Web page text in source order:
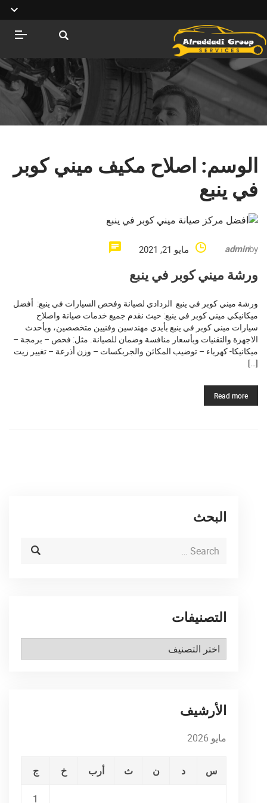
الوسم: اصلاح مكيف ميني كوبر
في ينبع
by
admin مايو 21, 2021
ورشة ميني كوبر في ينبع
ورشة ميني كوبر في ينبع الردادي لصيانة وفحص السيارات في ينبع: أفضل
ميكانيكي ميني كوبر في ينبع: حيث نقدم جميع خدمات صيانة واصلاح
سيارات ميني كوبر في ينبع بأيدي مهندسين وفنيين متخصصين، وبأحدث
الاجهزة والتقنيات وبأسعار منافسة وضمان للصيانة. مثل: فحص – برمجة –
ميكانيكا- كهرباء – توضيب المكائن والجربكسات – وزن أذرعة – تغيير زيت
[…]
Read more
البحث
التصنيفات
التصنيفات
الأرشيف
مايو 2026
س د ن ث أرب خ ج
1